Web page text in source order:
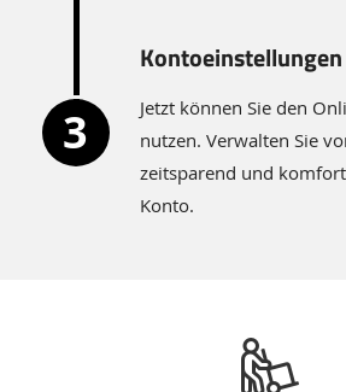
Jetzt können Sie den
nutzen. Verwalten Sie
zeitsparend und
Konto.